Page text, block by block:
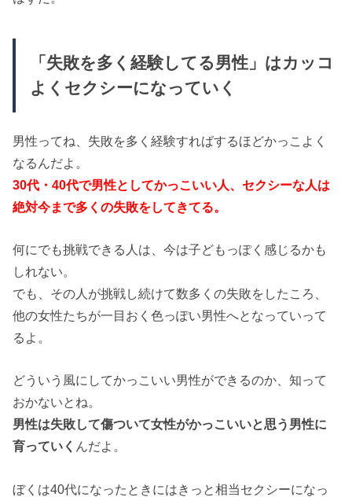
「失敗を多く経験してる男性」はカッコ
よくセクシーになっていく
男性ってね、失敗を多く経験すればするほどかっこよく
なるんだよ。
30代・40代で男性としてかっこいい人、セクシーな人は
絶対今まで多くの失敗をしてきてる。
何にでも挑戦できる人は、今は子どもっぽく感じるかも
しれない。
でも、その人が挑戦し続けて数多くの失敗をしたころ、
他の女性たちが一目おく色っぽい男性へとなっていって
るよ。
どういう風にしてかっこいい男性ができるのか、知って
おかないとね。
男性は失敗して傷ついて女性がかっこいいと思う男性に
育っていく んだよ。
ぼくは40代になったときにはきっと相当セクシーになっ